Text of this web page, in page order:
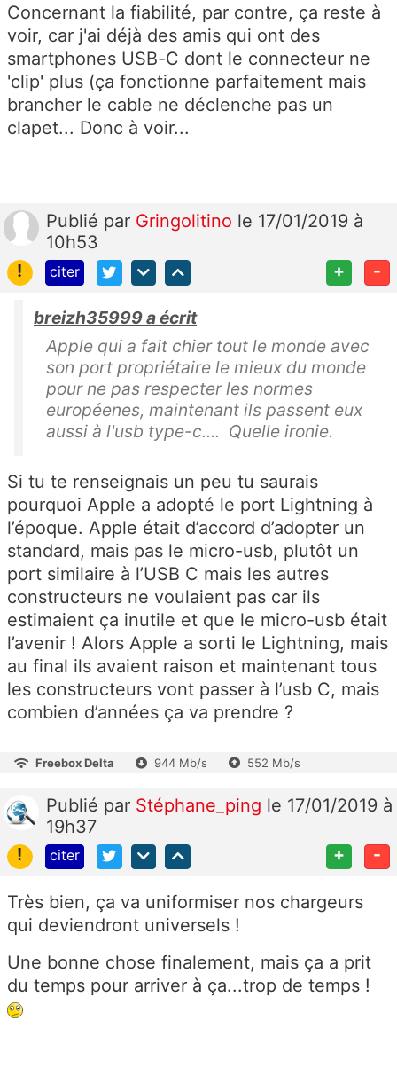
Concernant la fiabilité, par contre, ça reste à
voir, car j'ai déjà des amis qui ont des
smartphones USB-C dont le connecteur ne
'clip' plus (ça fonctionne parfaitement mais
brancher le cable ne déclenche pas un
clapet... Donc à voir...
Publié par Gringolitino le 17/01/2019 à
10h53
!
citer + -
breizh35999 a écrit
Apple qui a fait chier tout le monde avec
son port propriétaire le mieux du monde
pour ne pas respecter les normes
européenes, maintenant ils passent eux
aussi à l'usb type-c.... Quelle ironie.
Si tu te renseignais un peu tu saurais
pourquoi Apple a adopté le port Lightning à
l’époque. Apple était d’accord d’adopter un
standard, mais pas le micro-usb, plutôt un
port similaire à l’USB C mais les autres
constructeurs ne voulaient pas car ils
estimaient ça inutile et que le micro-usb était
l’avenir ! Alors Apple a sorti le Lightning, mais
au final ils avaient raison et maintenant tous
les constructeurs vont passer à l’usb C, mais
combien d’années ça va prendre ?
Freebox Delta 944 Mb/s 552 Mb/s
Publié par Stéphane_ping le 17/01/2019 à
19h37
!
citer + -
Très bien, ça va uniformiser nos chargeurs
qui deviendront universels !
Une bonne chose finalement, mais ça a prit
du temps pour arriver à ça...trop de temps !